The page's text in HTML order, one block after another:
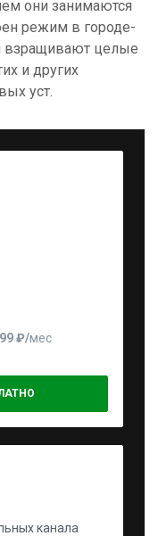
они занимаются
режим в городе-
взращивают целые
и других
уст.
₽⁠/⁠мес
канала